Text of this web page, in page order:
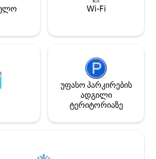
განკუთვნილია
სტუმრობისთვის.
Wi-Fi
უფასო პარკირების
ადგილი
ტერიტორიაზე